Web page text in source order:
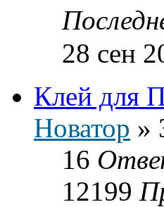
28 сен
Клей для
Новатор »
16
12199